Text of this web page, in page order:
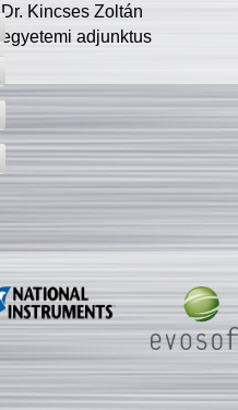
Dr. Kincses Zoltán
egyetemi adjunktus